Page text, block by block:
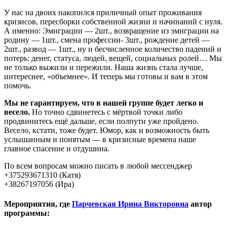
У нас на двоих накопился приличный опыт проживания
кризисов, пересборки собственной жизни и начинаний с нуля.
А именно: Эмиграции — 2шт., возвращение из эмиграции на
родину — 1шт., смена профессии- 3шт., рождение детей —
2шт., развод — 1шт., ну и бесчисленное количество падений и
потерь: денег, статуса, людей, вещей, социальных ролей… Мы
не только выжили и пережили. Наша жизнь стала лучше,
интереснее, «объемнее». И теперь мы готовы и вам в этом
помочь.
Мы не гарантируем, что в нашей группе будет легко и
весело. Но точно сдвинетесь с мёртвой точки либо
продвинитесь ещё дальше, если полпути уже пройдено.
Весело, кстати, тоже будет. Юмор, как и возможность быть
услышанным и понятым — в кризисные времена наше
главное спасение и отдушина.
По всем вопросам можно писать в любой мессенджер
+375293671310 (Катя)
+38267197056 (Ира)
Мероприятия, где Парчевская Ирина Викторовна автор
программы: